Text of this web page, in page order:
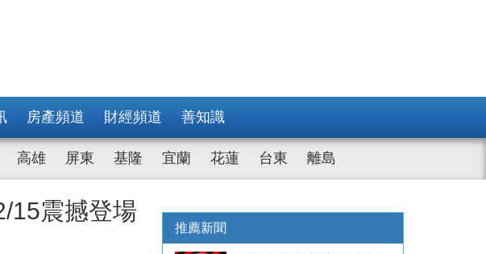
房產頻道 財經頻道 善知識
高雄 屏東 基隆 宜蘭 花蓮 台東 離島
15震撼登場
推薦新聞